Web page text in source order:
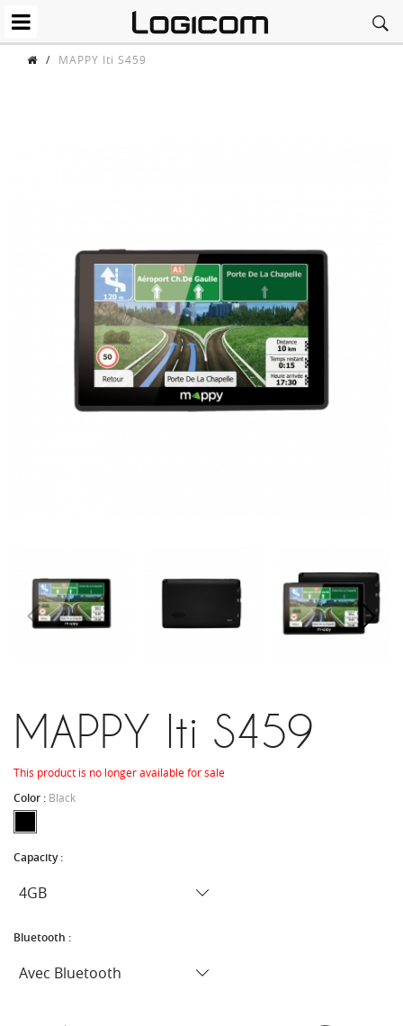
/ MAPPY Iti S459
MAPPY Iti S459
This product is no longer available for sale
Color : Black
Capacity :
Bluetooth :